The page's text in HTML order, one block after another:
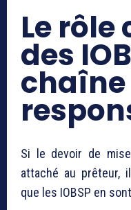
Le
des
chaîne
Si le devoir de
attaché au prêteur,
que les IOBSP en